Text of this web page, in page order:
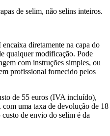
de selim, não selins inteiros.
diretamente na capa do
qualquer modificação. Pode
com instruções simples, ou
profissional fornecido pelos
de 55 euros (IVA incluído),
uma taxa de devolução de 18
de envio do selim é da